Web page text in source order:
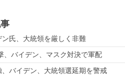
ン氏、大統領を厳しく非難
、バイデン、マスク対決で軍配
バイデン、大統領選延期を警戒